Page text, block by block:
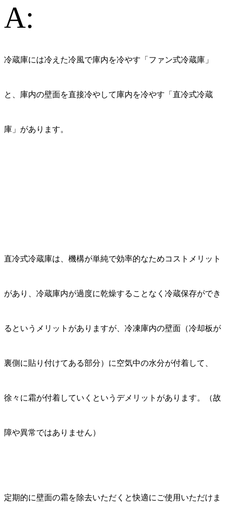
A:
冷蔵庫には冷えた冷風で庫内を冷やす「ファン式冷蔵庫」
と、庫内の壁面を直接冷やして庫内を冷やす「直冷式冷蔵
庫」があります。
直冷式冷蔵庫は、機構が単純で効率的なためコストメリット
があり、冷蔵庫内が過度に乾燥することなく冷蔵保存ができ
るというメリットがありますが、冷凍庫内の壁面（冷却板が
裏側に貼り付けてある部分）に空気中の水分が付着して、
徐々に霜が付着していくというデメリットがあります。 （故
障や異常ではありません）
定期的に壁面の霜を除去いただくと快適にご使用いただけま